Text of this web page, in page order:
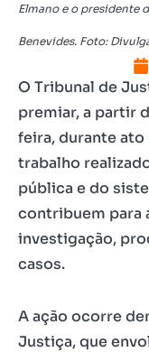
Elmano e o presidente
Benevides. Foto:
O Tribunal de
premiar, a partir
feira, durante ato
trabalho
pública e do
contribuem para
investigação,
casos.
A ação ocorre
Justiça, que